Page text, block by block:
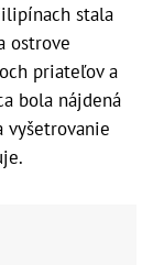
stala
ostrove
priateľov a
bola nájdená
vyšetrovanie